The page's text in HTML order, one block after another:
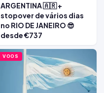
ARGENTINA 🇦🇷 +
stopover de vários dias
no RIO DE JANEIRO 😎
desde €737
VOOS